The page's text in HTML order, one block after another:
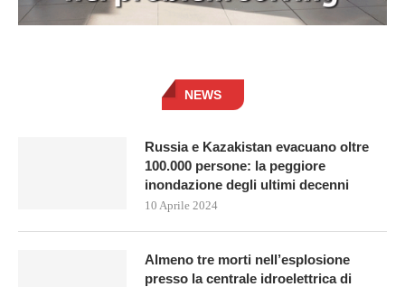
NEWS
Russia e Kazakistan evacuano oltre
100.000 persone: la peggiore
inondazione degli ultimi decenni
10 Aprile 2024
Almeno tre morti nell’esplosione
presso la centrale idroelettrica di